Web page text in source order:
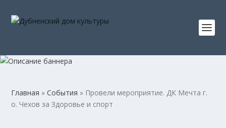
Главная »События » Провели мероприятие. ДК Мечта г.
о. Чехов за Здоровье и спорт